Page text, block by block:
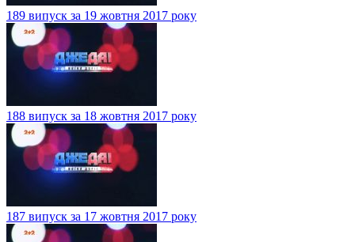
189 випуск за 19 жовтня 2017 року
188 випуск за 18 жовтня 2017 року
187 випуск за 17 жовтня 2017 року